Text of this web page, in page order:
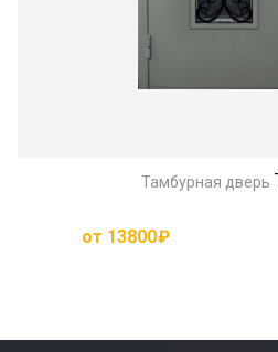
Тамбурная дверь
от 13800₽